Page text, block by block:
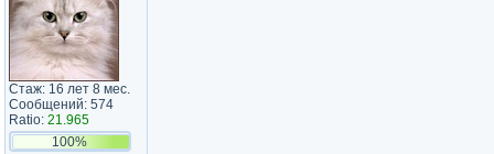
Стаж: 16 лет 8 мес.
Сообщений: 574
Ratio: 21.965
100%